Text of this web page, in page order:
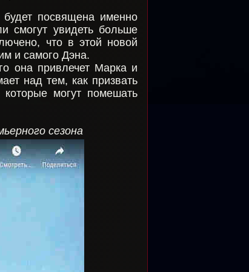
посвящена именно
смогут увидеть больше
что в этой новой
и самого Дэна.
она привлечет Марка и
над тем, как призвать
могут помешать
сезона